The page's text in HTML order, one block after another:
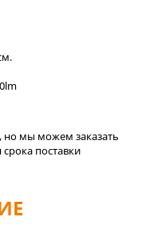
но мы можем заказать
поставки